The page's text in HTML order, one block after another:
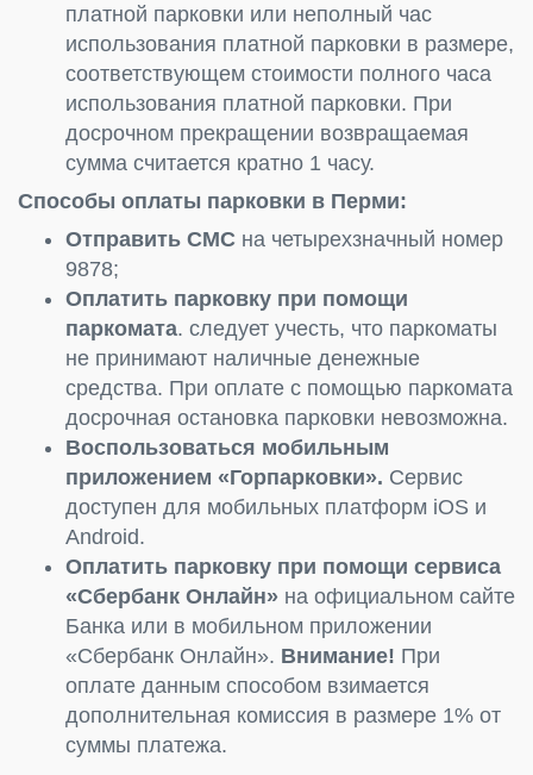
платной парковки или неполный час
использования платной парковки в размере,
соответствующем стоимости полного часа
использования платной парковки. При
досрочном прекращении возвращаемая
сумма считается кратно 1 часу.
Способы оплаты парковки в Перми:
Отправить СМС на четырехзначный номер
9878;
Оплатить парковку при помощи
паркомата. следует учесть, что паркоматы
не принимают наличные денежные
средства. При оплате с помощью паркомата
досрочная остановка парковки невозможна.
Воспользоваться мобильным
приложением «Горпарковки». Сервис
доступен для мобильных платформ iOS и
Android.
Оплатить парковку при помощи сервиса
«Сбербанк Онлайн» на официальном сайте
Банка или в мобильном приложении
«Сбербанк Онлайн». Внимание! При
оплате данным способом взимается
дополнительная комиссия в размере 1% от
суммы платежа.